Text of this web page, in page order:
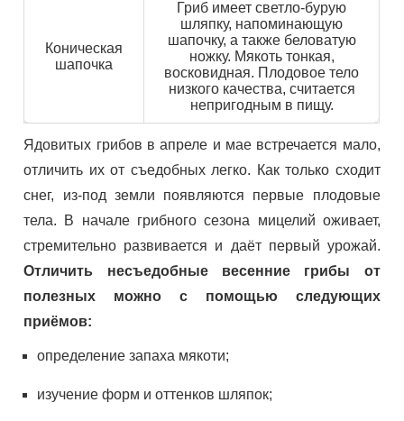
Коническая
шапочка
Гриб имеет светло-бурую
шляпку, напоминающую
шапочку, а также беловатую
ножку. Мякоть тонкая,
восковидная. Плодовое тело
низкого качества, считается
непригодным в пищу.
Ядовитых грибов в апреле и мае встречается мало,
отличить их от съедобных легко. Как только сходит
снег, из-под земли появляются первые плодовые
тела. В начале грибного сезона мицелий оживает,
стремительно развивается и даёт первый урожай.
Отличить несъедобные весенние грибы от
полезных можно с помощью следующих
приёмов:
определение запаха мякоти;
изучение форм и оттенков шляпок;